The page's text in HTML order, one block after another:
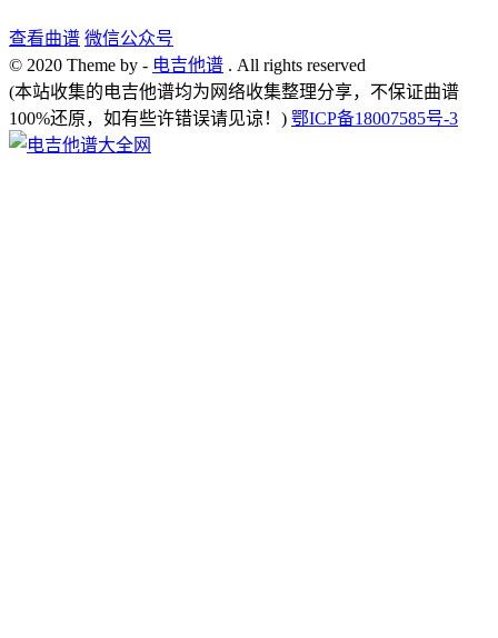
查看曲谱 微信公众号
© 2020 Theme by - 电吉他谱 . All rights reserved
(本站收集的电吉他谱均为网络收集整理分享，不保证曲谱
100%还原，如有些许错误请见谅！) 鄂ICP备18007585号-3